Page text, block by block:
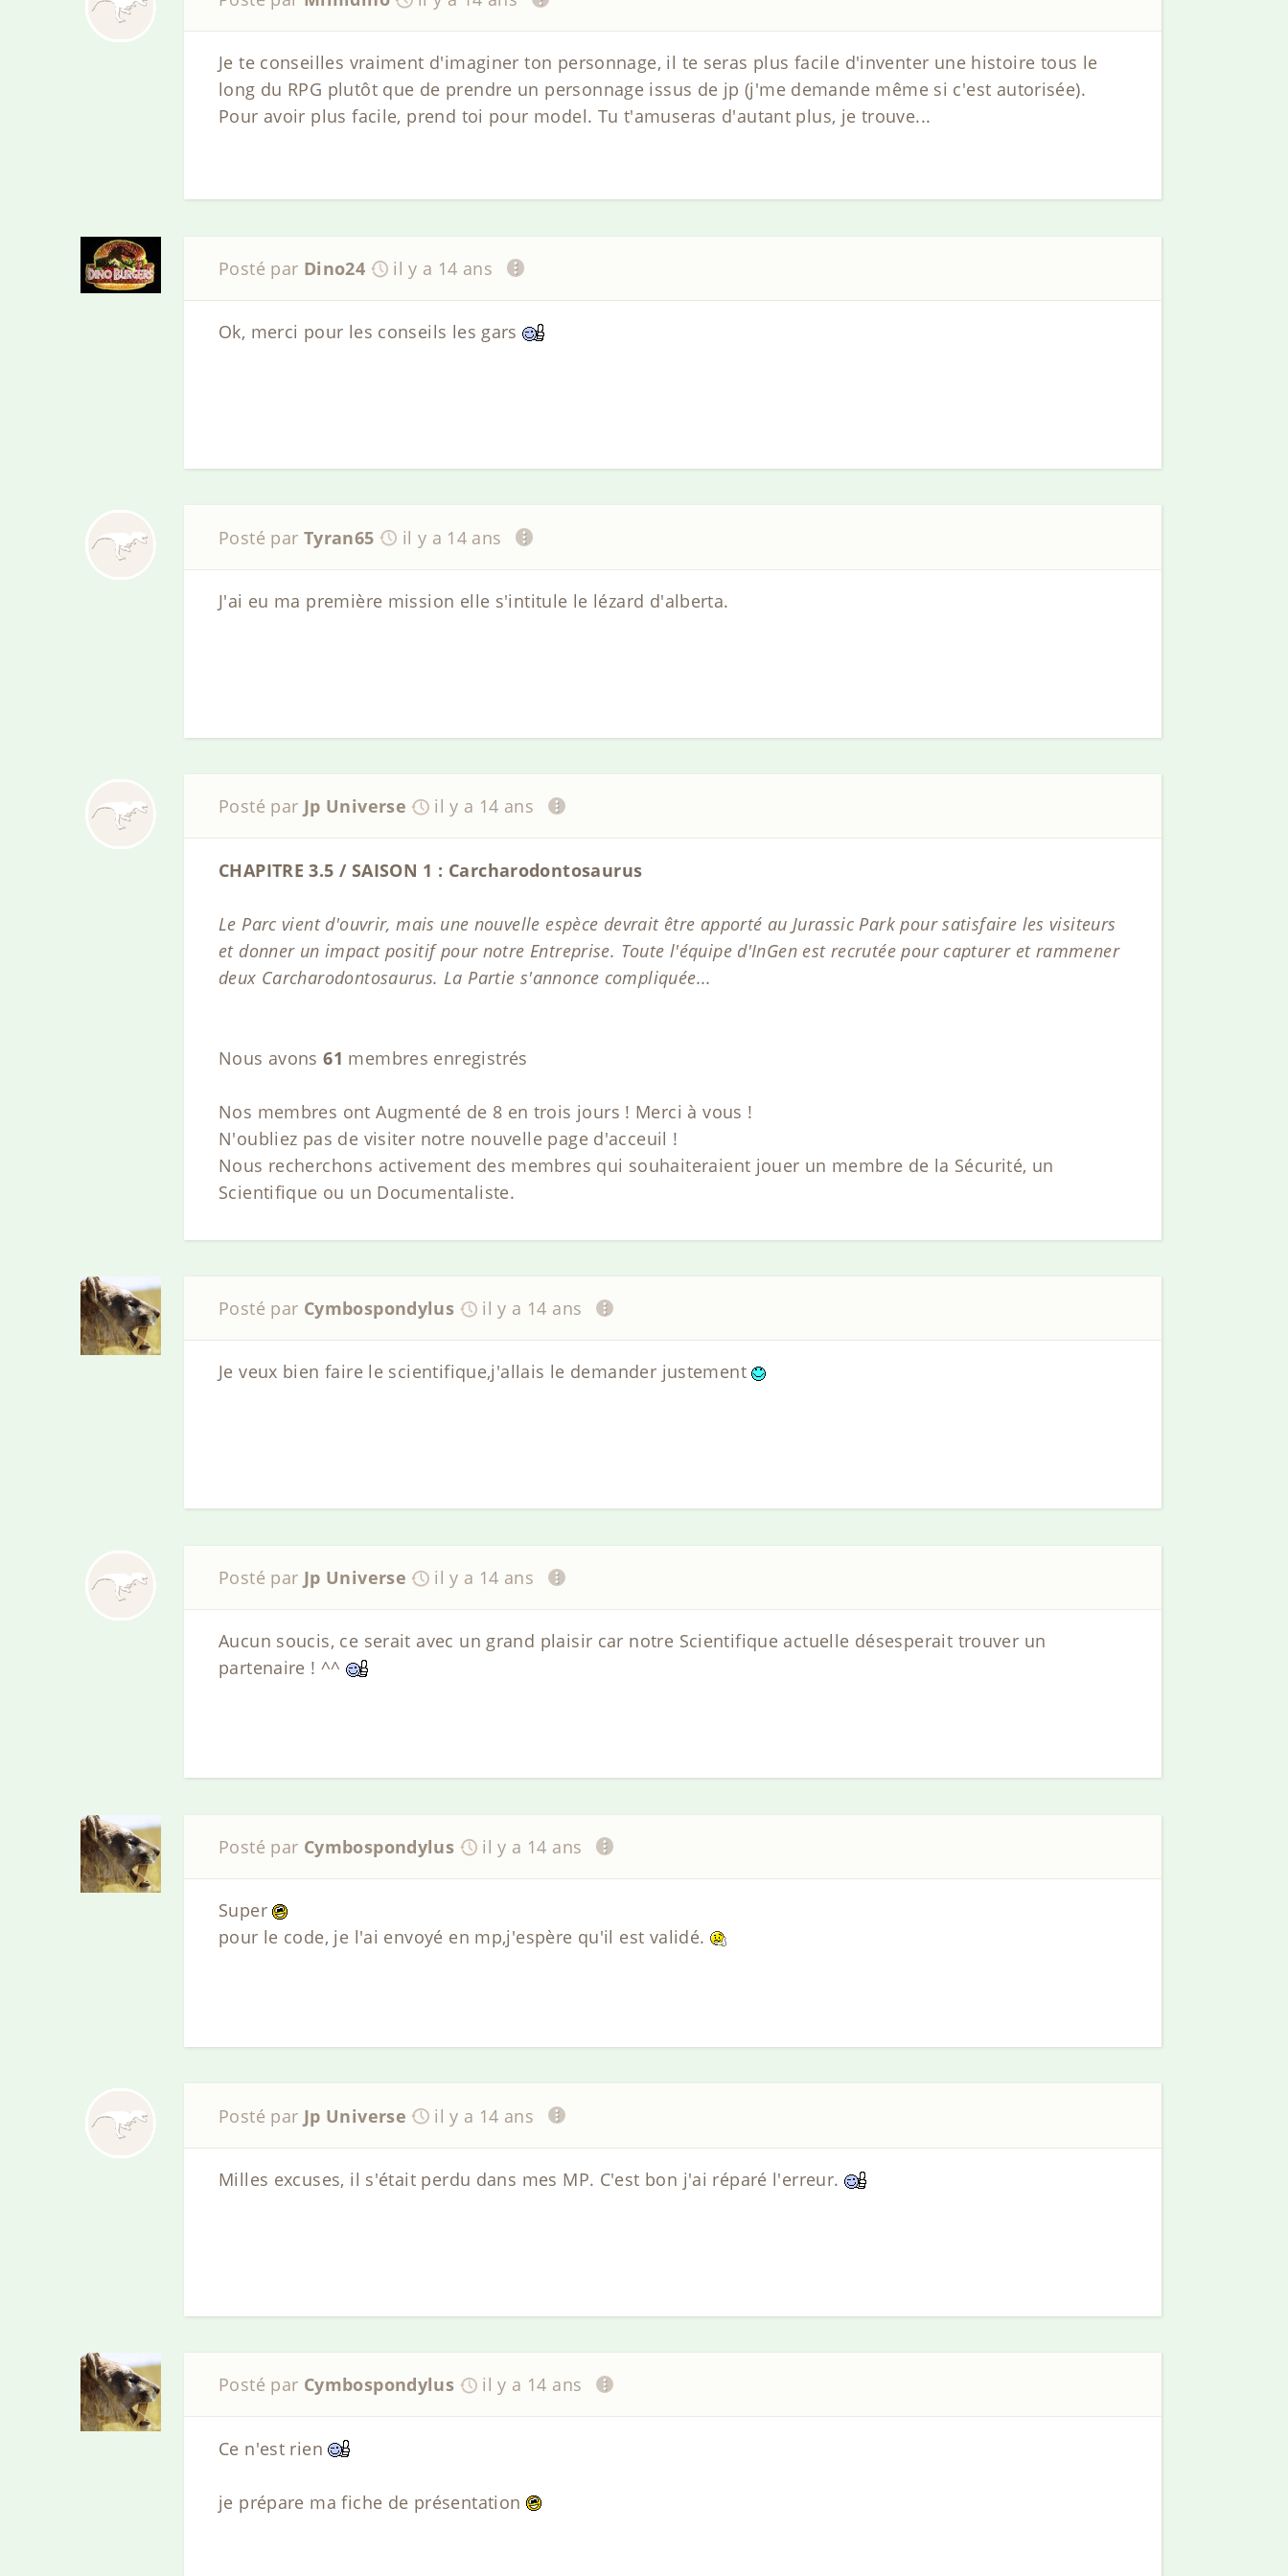
Je te conseilles vraiment d'imaginer ton personnage, il te seras plus facile d'inventer une histoire tous le
long du RPG plutôt que de prendre un personnage issus de jp (j'me demande même si c'est autorisée).
Pour avoir plus facile, prend toi pour model. Tu t'amuseras d'autant plus, je trouve...
Posté par Dino24 il y a 14 ans
Ok, merci pour les conseils les gars
Posté par Tyran65 il y a 14 ans
J'ai eu ma première mission elle s'intitule le lézard d'alberta.
Posté par Jp Universe il y a 14 ans
CHAPITRE 3.5 / SAISON 1 : Carcharodontosaurus
Le Parc vient d'ouvrir, mais une nouvelle espèce devrait être apporté au Jurassic Park pour satisfaire les visiteurs
et donner un impact positif pour notre Entreprise. Toute l'équipe d'InGen est recrutée pour capturer et rammener
deux Carcharodontosaurus. La Partie s'annonce compliquée...
Nous avons61 membres enregistrés
Nos membres ont Augmenté de 8 en trois jours ! Merci à vous !
N'oubliez pas de visiter notre nouvelle page d'acceuil !
Nous recherchons activement des membres qui souhaiteraient jouer un membre de la Sécurité, un
Scientifique ou un Documentaliste.
Posté par Cymbospondylus il y a 14 ans
Je veux bien faire le scientifique,j'allais le demander justement
Posté par Jp Universe il y a 14 ans
Aucun soucis, ce serait avec un grand plaisir car notre Scientifique actuelle désesperait trouver un
partenaire ! ^^
Posté par Cymbospondylus il y a 14 ans
Super
pour le code, je l'ai envoyé en mp,j'espère qu'il est validé.
Posté par Jp Universe il y a 14 ans
Milles excuses, il s'était perdu dans mes MP. C'est bon j'ai réparé l'erreur.
Posté par Cymbospondylus il y a 14 ans
Ce n'est rien
je prépare ma fiche de présentation